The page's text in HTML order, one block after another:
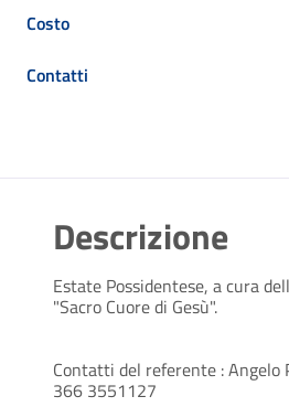
Costo
Contatti
Descrizione
Estate Possidentese, a cura
"Sacro Cuore di Gesù".
Contatti del referente : Angelo
366 3551127